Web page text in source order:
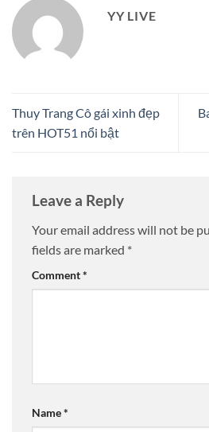
YY LIVE
Thuy Trang Cô gái xinh đẹp
trên HOT51 nổi bật
Leave a Reply
Your email address will not be
fields are marked *
Comment*
Name*